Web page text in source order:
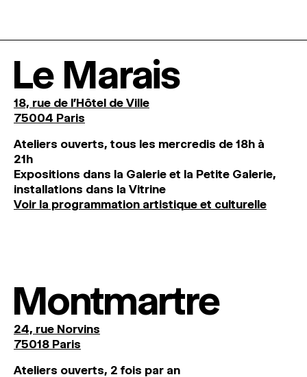
Le Marais
18, rue de l'Hôtel de Ville
75004 Paris
Ateliers ouverts, tous les mercredis de 18h à
21h
Expositions dans la Galerie et la Petite Galerie,
installations dans la Vitrine
Voir la programmation artistique et culturelle
Montmartre
24, rue Norvins
75018 Paris
Ateliers ouverts, 2 fois par an